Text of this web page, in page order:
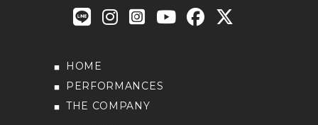
HOME
PERFORMANCES
THE COMPANY